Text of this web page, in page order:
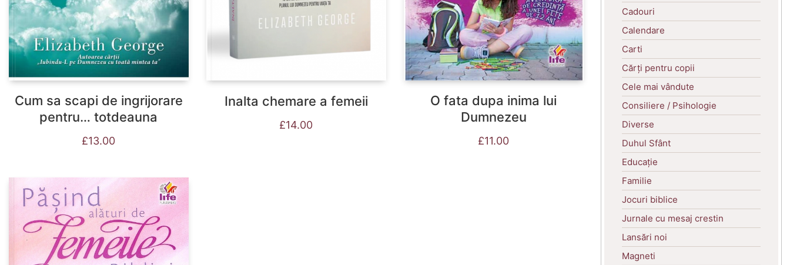
Cum sa scapi de ingrijorare
pentru… totdeauna
£13.00
Inalta chemare a femeii
£14.00
O fata dupa inima lui
Dumnezeu
£11.00
Cadouri
Calendare
Carti
Cărți pentru copii
Cele mai vândute
Consiliere / Psihologie
Diverse
Duhul Sfânt
Educație
Familie
Jocuri biblice
Jurnale cu mesaj crestin
Lansări noi
Magneti